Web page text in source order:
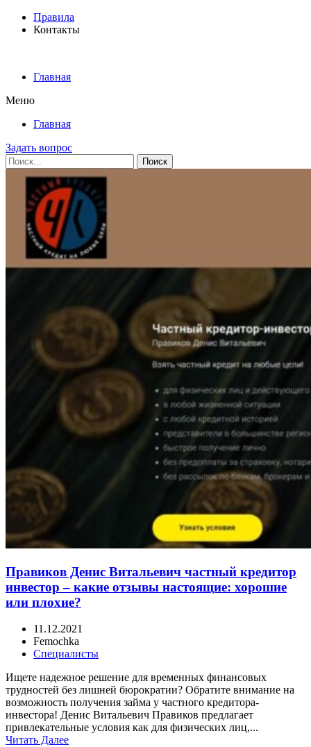
Правила
Контакты
Главная
Меню
Главная
Задать вопрос
Поиск
Правиков Денис Витальевич частный кредитор
инвестор – какие отзывы настоящие: хорошие
или плохие?
11.12.2021
Femochka
Специалисты
Ищете надежное решение для временных финансовых
трудностей без лишней бюрократии? Обратите внимание на
возможность получения займа у частного кредитора-
инвестора! Денис Витальевич Правиков предлагает
привлекательные условия как для физических лиц,...
Читать Далее